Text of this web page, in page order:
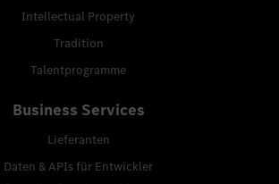
Intellectual Property
Tradition
Talentprogramme
Business Services
Lieferanten
Daten & APIs für Entwickler